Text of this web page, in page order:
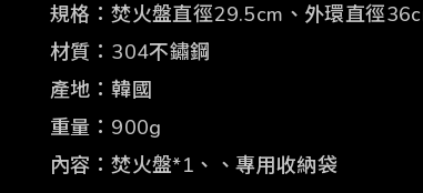
規格：焚火盤直徑29.5cm、外環直徑
材質：304不鏽鋼
產地：韓國
重量：900g
內容：焚火盤*1、、專用收納袋